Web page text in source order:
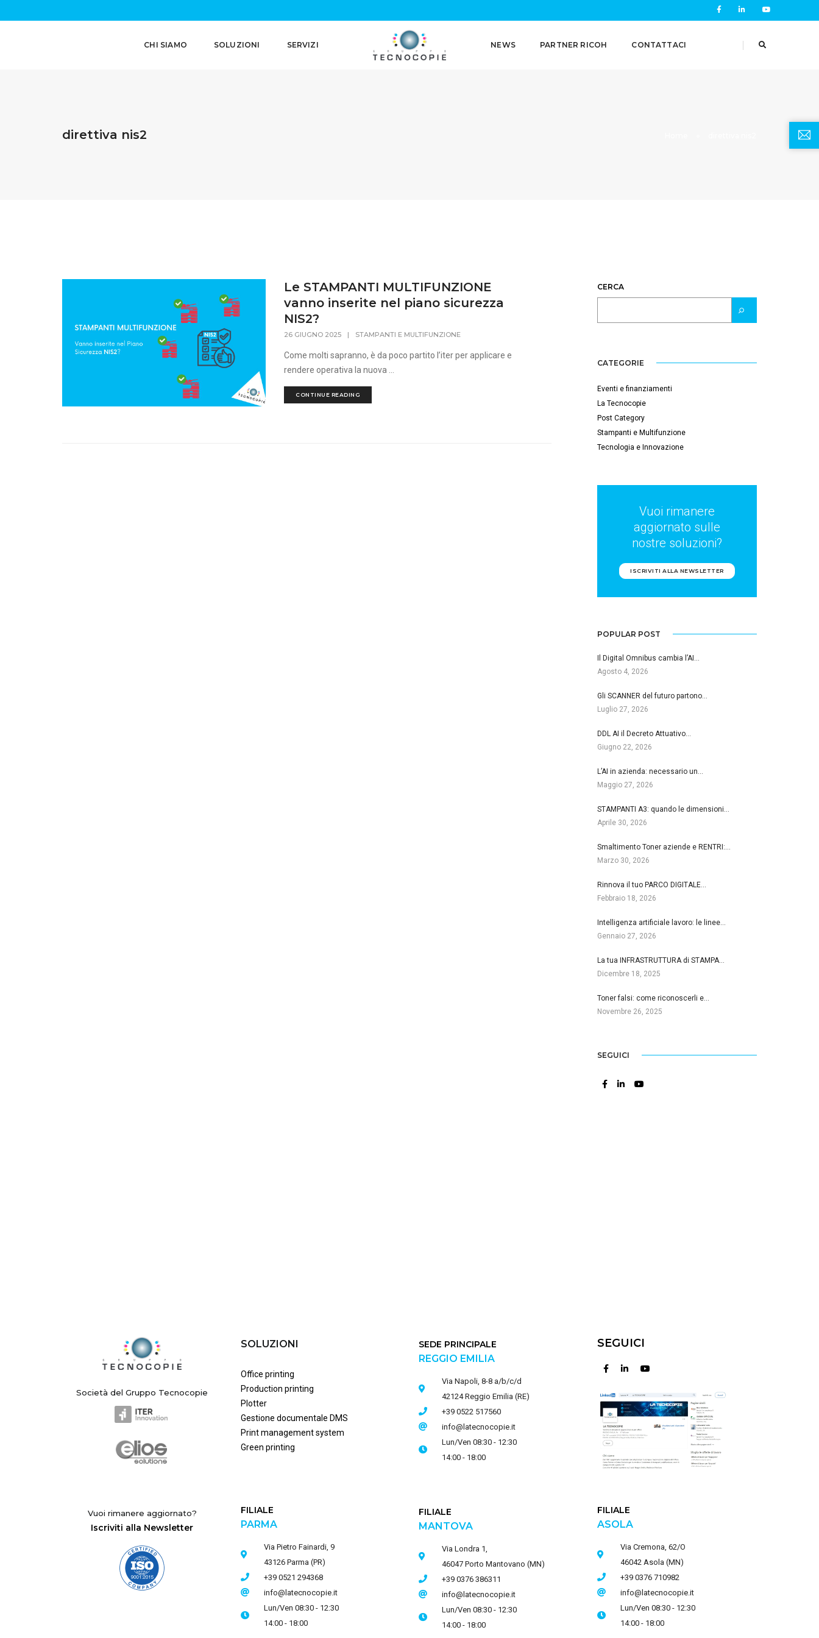
CHI SIAMO SOLUZIONI SERVIZI NEWS PARTNER RICOH CONTATTACI
direttiva nis2
Le STAMPANTI MULTIFUNZIONE
vanno inserite nel piano sicurezza
NIS2?
26 GIUGNO 2025 | STAMPANTI E MULTIFUNZIONE
Come molti sapranno, è da poco partito l’iter per applicare e
rendere operativa la nuova ...
CONTINUE READING
CERCA
CATEGORIE
Eventi e finanziamenti
La Tecnocopie
Post Category
Stampanti e Multifunzione
Tecnologia e Innovazione
Vuoi rimanere
aggiornato sulle
nostre soluzioni?
ISCRIVITI ALLA NEWSLETTER
POPULAR POST
Il Digital Omnibus cambia l’AI…
Agosto 4, 2026
Gli SCANNER del futuro partono…
Luglio 27, 2026
DDL AI il Decreto Attuativo…
Giugno 22, 2026
L’AI in azienda: necessario un…
Maggio 27, 2026
STAMPANTI A3: quando le dimensioni…
Aprile 30, 2026
Smaltimento Toner aziende e RENTRI:…
Marzo 30, 2026
Rinnova il tuo PARCO DIGITALE…
Febbraio 18, 2026
Intelligenza artificiale lavoro: le linee…
Gennaio 27, 2026
La tua INFRASTRUTTURA di STAMPA…
Dicembre 18, 2025
Toner falsi: come riconoscerli e…
Novembre 26, 2025
SEGUICI
Società del Gruppo Tecnocopie
Vuoi rimanere aggiornato?
Iscriviti alla Newsletter
SOLUZIONI
Office printing
Production printing
Plotter
Gestione documentale DMS
Print management system
Green printing
FILIALE
PARMA
Via Pietro Fainardi, 9
43126 Parma (PR)
+39 0521 294368
info@latecnocopie.it
Lun/Ven 08:30 - 12:30
14:00 - 18:00
SEDE PRINCIPALE
REGGIO EMILIA
Via Napoli, 8-8 a/b/c/d
42124 Reggio Emilia (RE)
+39 0522 517560
info@latecnocopie.it
Lun/Ven 08:30 - 12:30
14:00 - 18:00
FILIALE
MANTOVA
Via Londra 1,
46047 Porto Mantovano (MN)
+39 0376 386311
info@latecnocopie.it
Lun/Ven 08:30 - 12:30
14:00 - 18:00
SEGUICI
FILIALE
ASOLA
Via Cremona, 62/O
46042 Asola (MN)
+39 0376 710982
info@latecnocopie.it
Lun/Ven 08:30 - 12:30
14:00 - 18:00